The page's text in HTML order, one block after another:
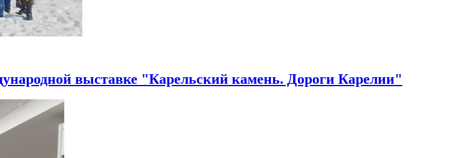
выставке "Карельский камень. Дороги Карелии"